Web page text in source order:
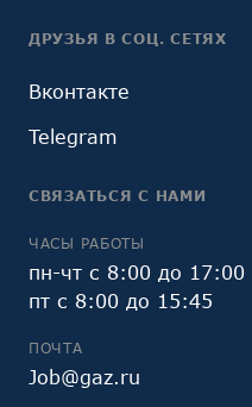
ДРУЗЬЯ В СОЦ. СЕТЯХ
Вконтакте
Telegram
СВЯЗАТЬСЯ С НАМИ
ЧАСЫ РАБОТЫ
пн-чт с 8:00 до 17:00
пт с 8:00 до 15:45
ПОЧТА
Job@gaz.ru